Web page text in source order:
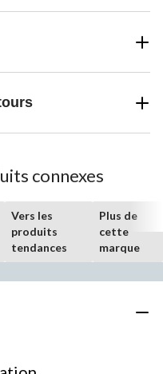
connexes
Vers les
produits
tendances
Plus de
cette
marque